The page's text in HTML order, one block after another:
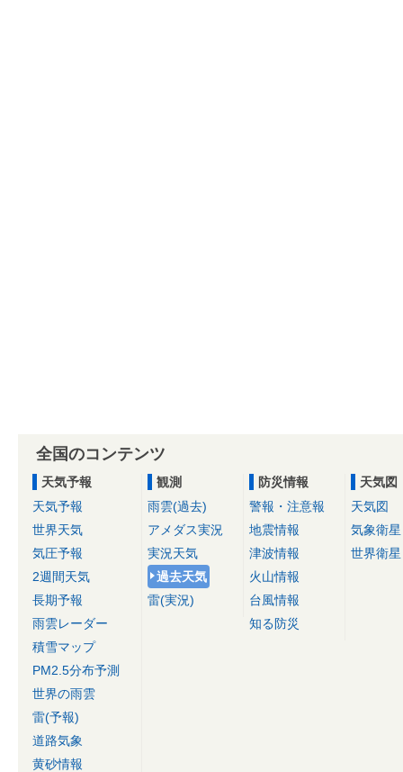
全国のコンテンツ
天気予報
天気予報
世界天気
気圧予報
2週間天気
長期予報
雨雲レーダー
積雪マップ
PM2.5分布予測
世界の雨雲
雷(予報)
道路気象
黄砂情報
観測
雨雲(過去)
アメダス実況
実況天気
過去天気
雷(実況)
防災情報
警報・注意報
地震情報
津波情報
火山情報
台風情報
知る防災
天気図
天気図
気象衛星
世界衛星